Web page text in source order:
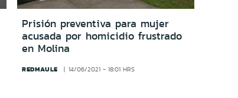
Prisión preventiva para mujer
acusada por homicidio frustrado
en Molina
REDMAULE 14/06/2021 - 18:01 HRS